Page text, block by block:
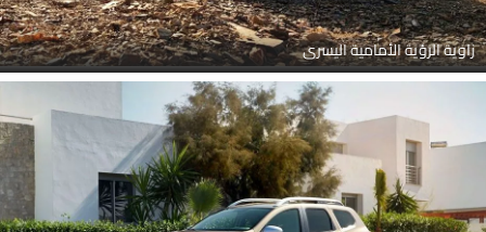
زاوية الرؤية الأمامية اليسرى